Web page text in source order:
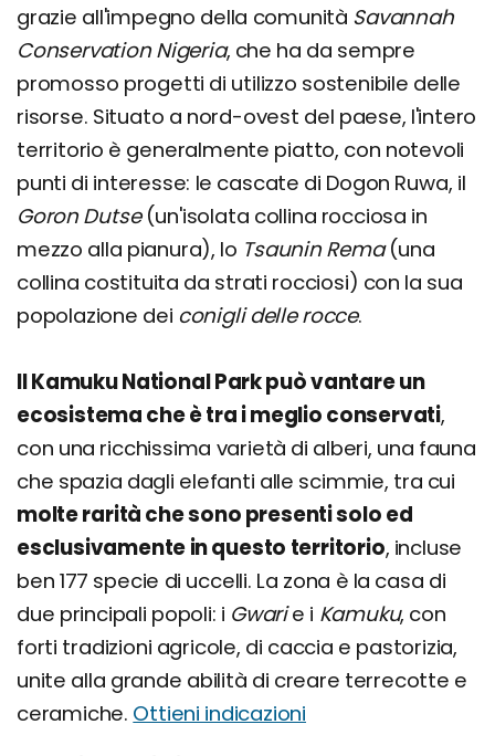
grazie all'impegno della comunità Savannah
Conservation Nigeria, che ha da sempre
promosso progetti di utilizzo sostenibile delle
risorse. Situato a nord-ovest del paese, l'intero
territorio è generalmente piatto, con notevoli
punti di interesse: le cascate di Dogon Ruwa, il
Goron Dutse(un'isolata collina rocciosa in
mezzo alla pianura), lo Tsaunin Rema(una
collina costituita da strati rocciosi) con la sua
popolazione dei conigli delle rocce.
Il Kamuku National Park può vantare un
ecosistema che è tra i meglio conservati,
con una ricchissima varietà di alberi, una fauna
che spazia dagli elefanti alle scimmie, tra cui
molte rarità che sono presenti solo ed
esclusivamente in questo territorio, incluse
ben 177 specie di uccelli. La zona è la casa di
due principali popoli: i Gwarie i Kamuku, con
forti tradizioni agricole, di caccia e pastorizia,
unite alla grande abilità di creare terrecotte e
ceramiche. Ottieni indicazioni